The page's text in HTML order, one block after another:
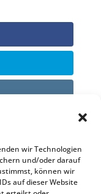
wir Technologien
und/oder darauf
können wir
auf dieser Website